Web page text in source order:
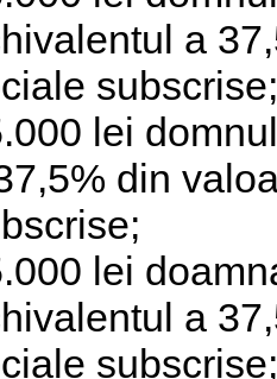
a
subscrise;
lei
din
lei
a
subscrise;